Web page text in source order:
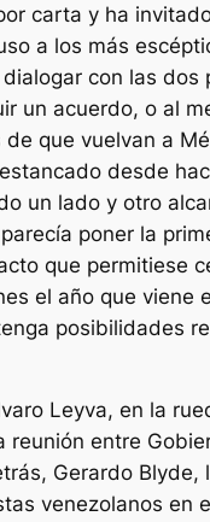
carta y ha
a los más
con las dos
un acuerdo, o al
que vuelvan a
desde
un lado y otro
poner la
que permitiese
el año que viene
posibilidades
Leyva, en la
reunión entre
Gerardo Blyde,
venezolanos en